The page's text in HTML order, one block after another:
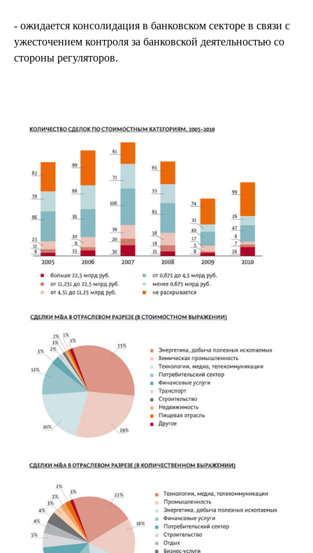
- ожидается консолидация в банковском секторе в связи с
ужесточением контроля за банковской деятельностью со
стороны регуляторов.